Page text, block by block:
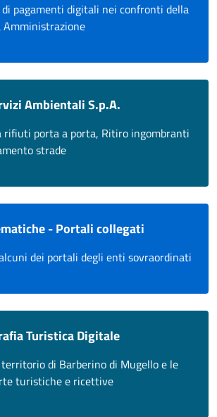
pagamenti digitali nei confronti della
Amministrazione
Ambientali S.p.A.
rifiuti porta a porta, Ritiro ingombranti
strade
- Portali collegati
dei portali degli enti sovraordinati
Turistica Digitale
di Barberino di Mugello e le
turistiche e ricettive